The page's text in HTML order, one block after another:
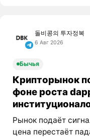
돌비콩의 투자정복
6 Авг 2026
Бычья
Крипторынок
фоне роста
Рынок подаёт
цена перестаёт